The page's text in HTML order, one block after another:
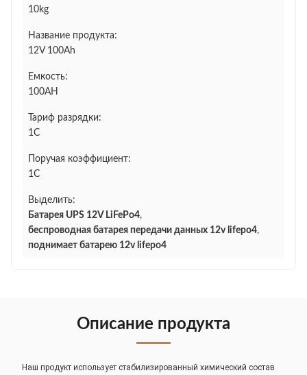
10kg
Название продукта:
12V 100Ah
Емкость:
100AH
Тариф разрядки:
1C
Поручая коэффициент:
1C
Выделить:
Батарея UPS 12V LiFePo4,
беспроводная батарея передачи данных 12v lifepo4,
поднимает батарею 12v lifepo4
Описание продукта
Наш продукт использует стабилизированный химический состав